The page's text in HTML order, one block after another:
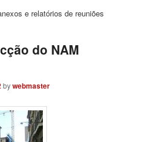
e relatórios de reuniões
do NAM
bywebmaster